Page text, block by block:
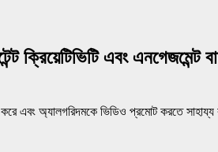
ক্রিয়েটিভিটি এবং
এবং অ্যালগরিদমকে ভিডিও প্রমোট করতে